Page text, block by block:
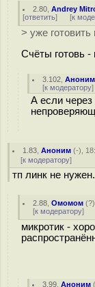
2.80 ,Andrey
[ответить] [к
> уже
Счёты готовь -
3.102 ,Аноним
[к модератору]
А если через
1.83 ,Аноним (-),
[к модератору]
тп линк не
2.88 ,Омомом (?
[к модератору]
микротик -
3.99 ,Аноним